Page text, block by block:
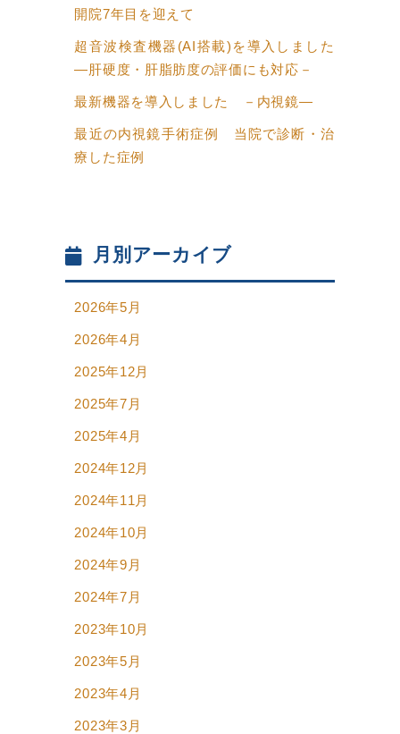
開院7年目を迎えて
超音波検査機器(AI搭載)を導入しました
―肝硬度・肝脂肪度の評価にも対応－
最新機器を導入しました －内視鏡―
最近の内視鏡手術症例 当院で診断・治
療した症例
月別アーカイブ
2026年5月
2026年4月
2025年12月
2025年7月
2025年4月
2024年12月
2024年11月
2024年10月
2024年9月
2024年7月
2023年10月
2023年5月
2023年4月
2023年3月